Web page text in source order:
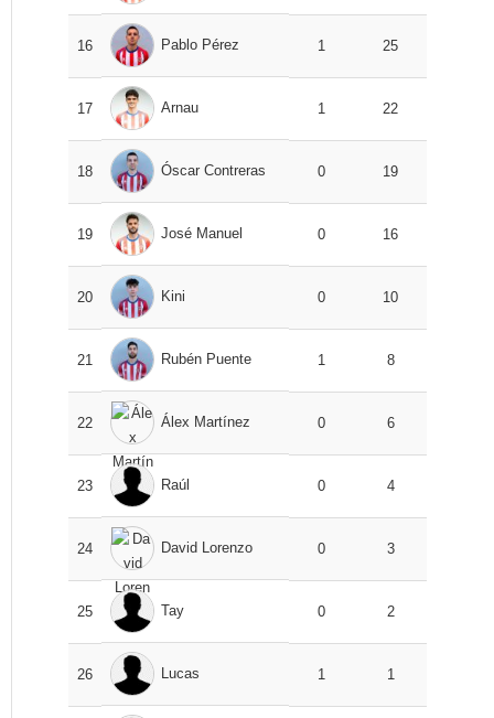
16 Pablo Pérez 1 25
17 Arnau 1 22
18 Óscar Contreras 0 19
19 José Manuel 0 16
20 Kini 0 10
21 Rubén Puente 1 8
22 Álex Martínez 0 6
23 Raúl 0 4
24 David Lorenzo 0 3
25 Tay 0 2
26 Lucas 1 1